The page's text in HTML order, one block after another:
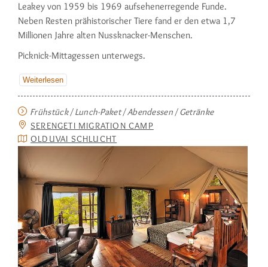
Leakey von 1959 bis 1969 aufsehener­regende Funde.
Neben Resten prähisto­rischer Tiere fand er den etwa 1,7
Milli­onen Jahre alten Nussknacker-Mensch­en.
Picknick-Mittagessen unter­wegs.
Weiterlesen
Frühstück / Lunch-Paket / Abendessen / Getränke
SERENGETI MIGRATION CAMP
OLDUVAI SCHLUCHT